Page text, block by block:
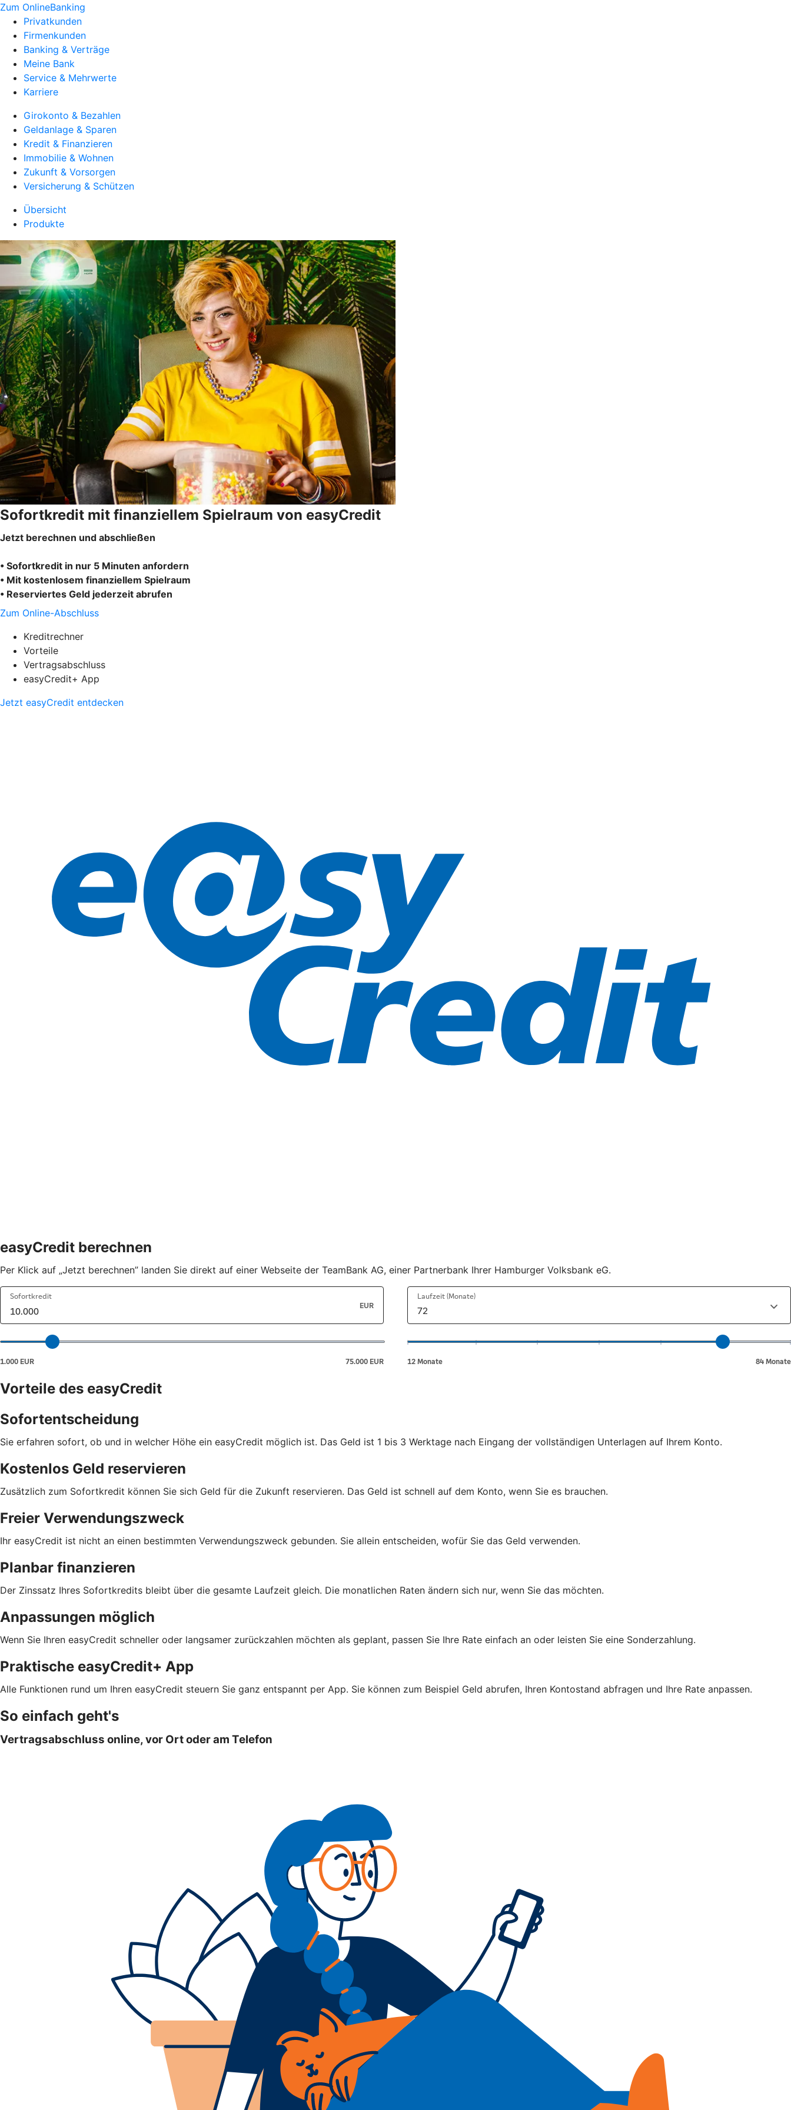
Zum OnlineBanking
Privatkunden
Firmenkunden
Banking & Verträge
Meine Bank
Service & Mehrwerte
Karriere
Girokonto & Bezahlen
Geldanlage & Sparen
Kredit & Finanzieren
Immobilie & Wohnen
Zukunft & Vorsorgen
Versicherung & Schützen
Übersicht
Produkte
Sofortkredit mit finanziellem Spielraum von easyCredit
Jetzt berechnen und abschließen
• Sofortkredit in nur 5 Minuten anfordern
• Mit kostenlosem finanziellem Spielraum
• Reserviertes Geld jederzeit abrufen
Zum Online-Abschluss
Kreditrechner
Vorteile
Vertragsabschluss
easyCredit+ App
Jetzt easyCredit entdecken
easyCredit berechnen
Per Klick auf „Jetzt berechnen” landen Sie direkt auf einer Webseite der TeamBank AG, einer Partnerbank Ihrer Hamburger Volksbank eG.
Vorteile des easyCredit
Sofortentscheidung
Sie erfahren sofort, ob und in welcher Höhe ein easyCredit möglich ist. Das Geld ist 1 bis 3 Werktage nach Eingang der vollständigen Unterlagen auf Ihrem Konto.
Kostenlos Geld reservieren
Zusätzlich zum Sofortkredit können Sie sich Geld für die Zukunft reservieren. Das Geld ist schnell auf dem Konto, wenn Sie es brauchen.
Freier Verwendungszweck
Ihr easyCredit ist nicht an einen bestimmten Verwendungszweck gebunden. Sie allein entscheiden, wofür Sie das Geld verwenden.
Planbar finanzieren
Der Zinssatz Ihres Sofortkredits bleibt über die gesamte Laufzeit gleich. Die monatlichen Raten ändern sich nur, wenn Sie das möchten.
Anpassungen möglich
Wenn Sie Ihren easyCredit schneller oder langsamer zurückzahlen möchten als geplant, passen Sie Ihre Rate einfach an oder leisten Sie eine Sonderzahlung.
Praktische easyCredit+ App
Alle Funktionen rund um Ihren easyCredit steuern Sie ganz entspannt per App. Sie können zum Beispiel Geld abrufen, Ihren Kontostand abfragen und Ihre Rate anpassen.
So einfach geht's
Vertragsabschluss online, vor Ort oder am Telefon